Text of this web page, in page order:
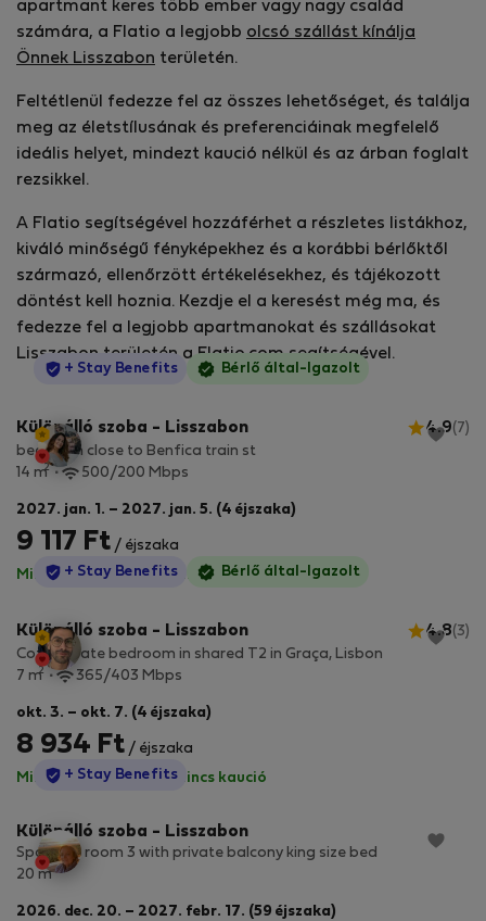
apartmant keres több ember vagy nagy család
számára, a Flatio a legjobb olcsó szállást kínálja
Önnek Lisszabon területén.
Feltétlenül fedezze fel az összes lehetőséget, és találja
meg az életstílusának és preferenciáinak megfelelő
ideális helyet, mindezt kaució nélkül és az árban foglalt
rezsikkel.
A Flatio segítségével hozzáférhet a részletes listákhoz,
kiváló minőségű fényképekhez és a korábbi bérlőktől
származó, ellenőrzött értékelésekhez, és tájékozott
döntést kell hoznia. Kezdje el a keresést még ma, és
fedezze fel a legjobb apartmanokat és szállásokat
Lisszabon területén a Flatio.com segítségével.
StayProtection
+ Stay Benefits Bérlő által-Igazolt
Különálló szoba - Lisszabon 4.9(7)
bedroom close to Benfica train st
14 m2 500/200 Mbps
2027. jan. 1. – 2027. jan. 5. (4 éjszaka)
9 117 Ft / éjszaka
Minden díj benne van·Nincs kaució
StayProtection
+ Stay Benefits Bérlő által-Igazolt
Különálló szoba - Lisszabon 4.8(3)
Cozy private bedroom in shared T2 in Graça, Lisbon
7 m2 365/403 Mbps
okt. 3. – okt. 7. (4 éjszaka)
8 934 Ft / éjszaka
Minden díj benne van·Nincs kaució
StayProtection
+ Stay Benefits
Különálló szoba - Lisszabon
Spacious room 3 with private balcony king size bed
20 m2
2026. dec. 20. – 2027. febr. 17. (59 éjszaka)